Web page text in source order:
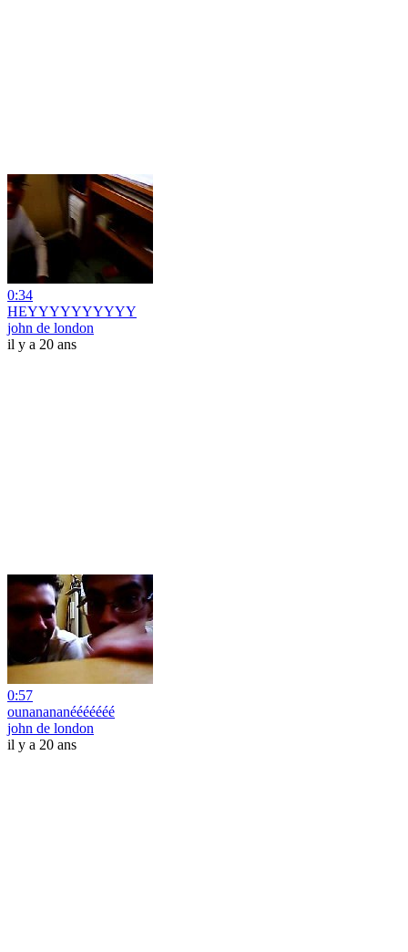
0:34
HEYYYYYYYYYY
john de london
il y a 20 ans
0:57
ounanananééééééé
john de london
il y a 20 ans